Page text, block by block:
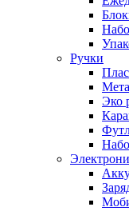
Ручки
Эко